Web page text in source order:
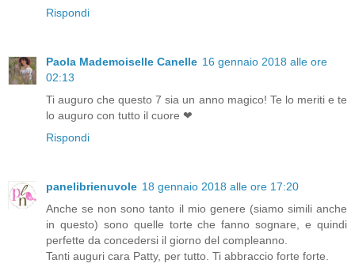
Rispondi
Paola Mademoiselle Canelle 16 gennaio 2018 alle ore
02:13
Ti auguro che questo 7 sia un anno magico! Te lo meriti e te
lo auguro con tutto il cuore ❤
Rispondi
panelibrienuvole 18 gennaio 2018 alle ore 17:20
Anche se non sono tanto il mio genere (siamo simili anche
in questo) sono quelle torte che fanno sognare, e quindi
perfette da concedersi il giorno del compleanno.
Tanti auguri cara Patty, per tutto. Ti abbraccio forte forte.